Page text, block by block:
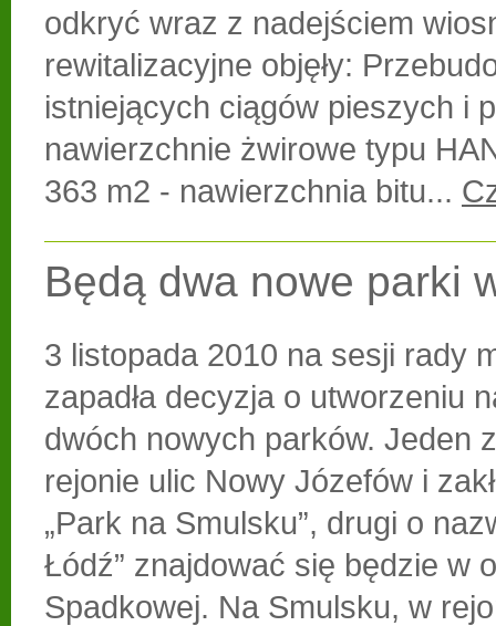
odkryć wraz z nadejściem
rewitalizacyjne objęły:
istniejących ciągów pieszych i
nawierzchnie żwirowe typu
363 m2 - nawierzchnia bitu...
Będą dwa nowe parki
3 listopada 2010 na sesji rady
zapadła decyzja o utworzeniu
dwóch nowych parków. Jeden
rejonie ulic Nowy Józefów i
„Park na Smulsku”, drugi o
Łódź” znajdować się będzie w
Spadkowej. Na Smulsku, w